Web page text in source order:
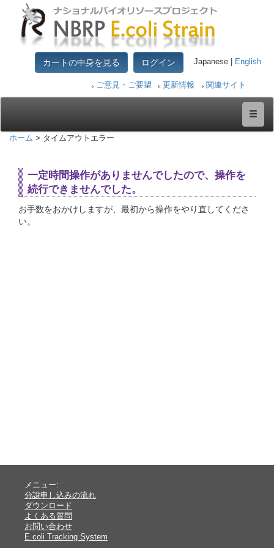
カートの中身を見る ログイン Japanese | English
ご意見・ご要望 更新情報 関連サイト
ホーム > タイムアウトエラー
一定時間操作がありませんでしたので、操作を
続行できませんでした。
お手数をおかけしますが、最初から操作をやり直してくださ
い。
メニュー:
分譲申し込みの流れ
ダウンロード
よくある質問
お問い合わせ
E.coli Tracking System